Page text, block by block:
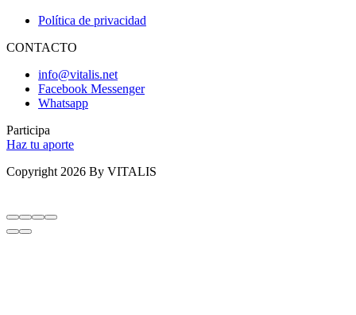
Política de privacidad
CONTACTO
info@vitalis.net
Facebook Messenger
Whatsapp
Participa
Haz tu aporte
Copyright 2026 By VITALIS